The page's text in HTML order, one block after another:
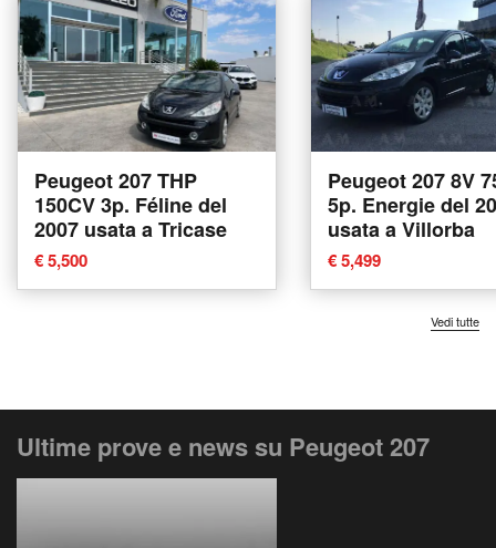
Peugeot 207 THP
150CV 3p. Féline del
2007 usata a Tricase
€ 5,500
Peugeot 207 8V
5p. Energie del
usata a Villorba
€ 5,499
Vedi tutte
Ultime prove e news su Peugeot 207